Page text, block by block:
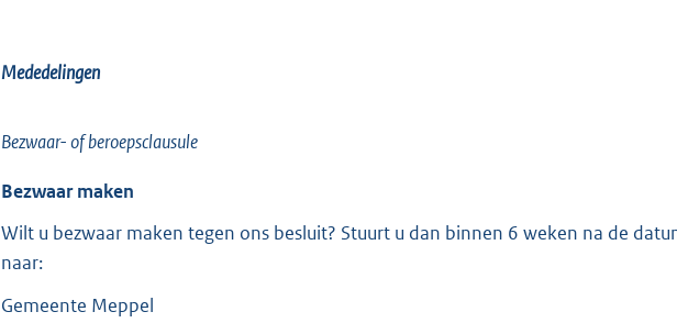
Mededelingen
Bezwaar- of beroepsclausule
Bezwaar maken
Wilt u bezwaar maken tegen ons besluit? Stuurt u dan binnen 6 weken na de
naar:
Gemeente Meppel